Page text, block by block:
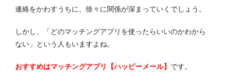
連絡をかわすうちに、徐々に関係が深まっていくでしょう。
しかし、「どのマッチングアプリを使ったらいいのかわから
ない」という人もいますよね。
おすすめはマッチングアプリ【ハッピーメール】 です。